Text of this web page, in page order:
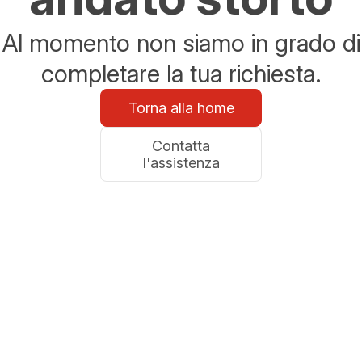
Al momento non siamo in grado di
completare la tua richiesta.
Torna alla home
Contatta
l'assistenza